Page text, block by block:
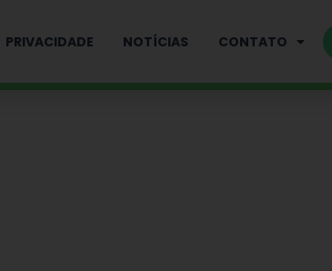
PRIVACIDADE NOTÍCIAS CONTATO